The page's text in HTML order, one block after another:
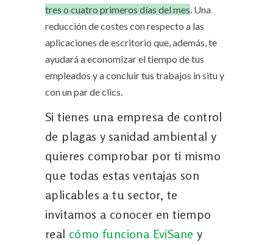
tres o cuatro primeros días del mes. Una
reducción de costes con respecto a las
aplicaciones de escritorio que, además, te
ayudará a economizar el tiempo de tus
empleados y a concluir tus trabajos in situ y
con un par de clics.
Si tienes una empresa de control
de plagas y sanidad ambiental y
quieres comprobar por ti mismo
que todas estas ventajas son
aplicables a tu sector, te
invitamos a conocer en tiempo
real cómo funciona EviSane y